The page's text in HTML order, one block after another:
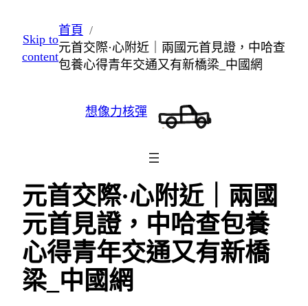
至
主
Skip to
content
首頁
元首交際·心附近｜兩國元首見證，中哈查
包養心得青年交通又有新橋梁_中國網
想像力核彈
元首交際·心附近｜兩國
元首見證，中哈查包養
心得青年交通又有新橋
梁_中國網